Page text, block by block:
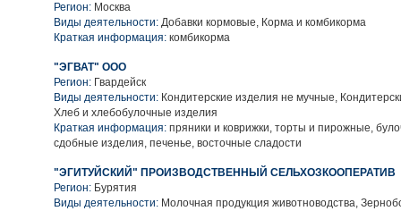
Регион: Москва
Виды деятельности: Добавки кормовые, Корма и комбикорма
Краткая информация: комбикорма
"ЭГВАТ" ООО
Регион: Гвардейск
Виды деятельности: Кондитерские изделия не мучные,
Хлеб и хлебобулочные изделия
Краткая информация: пряники и коврижки, торты и пирожные,
сдобные изделия, печенье, восточные сладости
"ЭГИТУЙСКИЙ" ПРОИЗВОДСТВЕННЫЙ СЕЛЬХОЗКООПЕРАТИВ
Регион: Бурятия
Виды деятельности: Молочная продукция животноводства,